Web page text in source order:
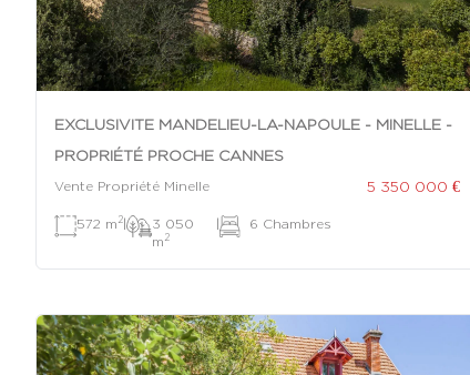
EXCLUSIVITE MANDELIEU-LA-NAPOULE - MINELLE -
PROPRIÉTÉ PROCHE CANNES
Vente Propriété Minelle 5 350 000 €
572 m 2|
3 050
m 2
| 6 Chambres